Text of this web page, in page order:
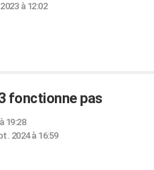
à 12:02
fonctionne pas
19:28
2024 à 16:59